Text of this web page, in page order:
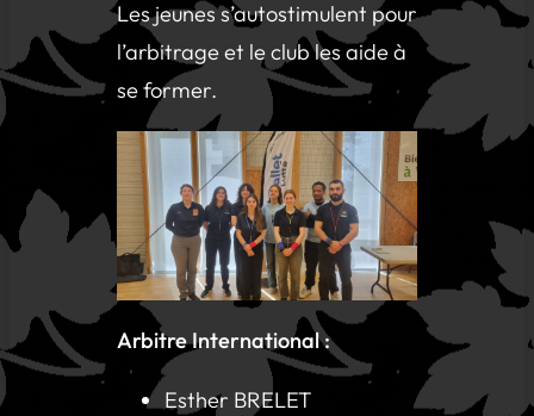
Les jeunes s’autostimulent pour
l’arbitrage et le club les aide à
se former.
Arbitre International :
Esther BRELET